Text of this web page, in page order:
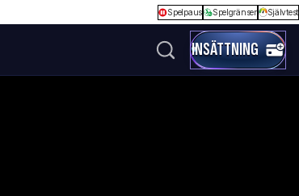
Spelpaus Spelgränser Självtest
INSÄTTNING